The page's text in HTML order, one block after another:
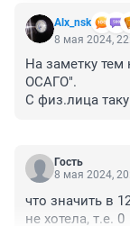
Alx_nsk
8 мая 2024,
На заметку тем
ОСАГО".
С физ.лица
Гость
8 мая 2024,
что значить в
не хотела, т.е. 0